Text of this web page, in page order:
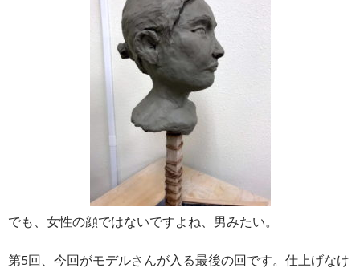
でも、女性の顔ではないですよね、男みたい。
第5回、今回がモデルさんが入る最後の回です。仕上げなけ